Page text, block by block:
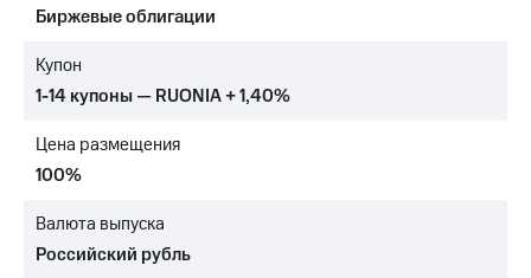
Достижения
Интервью
отчетность
Контакты
Биржевые облигации
Купон
1-14 купоны — RUONIA + 1,40%
Цена размещения
100%
Валюта выпуска
Российский рубль